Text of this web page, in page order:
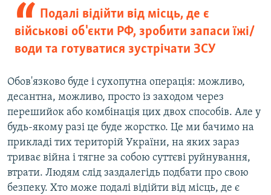
Подалі відійти від місць, де є
військові об'єкти РФ, зробити запаси їжі/
води та готуватися зустрічати ЗСУ
Обов'язково буде і сухопутна операція: можливо,
десантна, можливо, просто із заходом через
перешийок або комбінація цих двох способів. Але у
будь-якому разі це буде жорстко. Це ми бачимо на
прикладі тих територій України, на яких зараз
триває війна і тягне за собою суттєві руйнування,
втрати. Людям слід заздалегідь подбати про свою
безпеку. Хто може подалі відійти від місць, де є